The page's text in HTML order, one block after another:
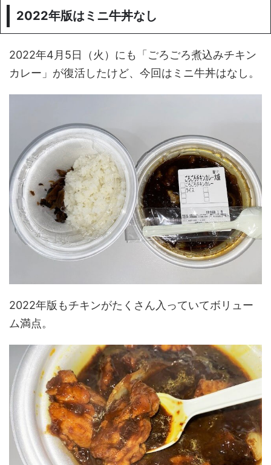
2022年版はミニ牛丼なし
2022年4月5日（火）にも「ごろごろ煮込みチキン
カレー」が復活したけど、今回はミニ牛丼はなし。
2022年版もチキンがたくさん入っていてボリュー
ム満点。